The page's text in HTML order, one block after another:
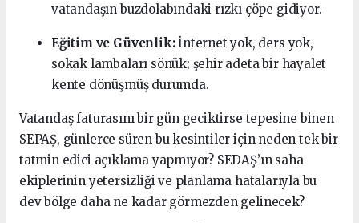
vatandaşın buzdolabındaki rızkı çöpe gidiyor.
Eğitim ve Güvenlik:İnternet yok, ders yok,
sokak lambaları sönük; şehir adeta bir hayalet
kente dönüşmüş durumda.
Vatandaş faturasını bir gün geciktirse tepesine binen
SEPAŞ, günlerce süren bu kesintiler için neden tek bir
tatmin edici açıklama yapmıyor? SEDAŞ’ın saha
ekiplerinin yetersizliği ve planlama hatalarıyla bu
dev bölge daha ne kadar görmezden gelinecek?